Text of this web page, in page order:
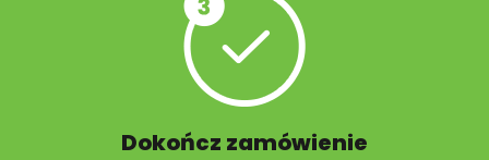
Dokończ zamówienie